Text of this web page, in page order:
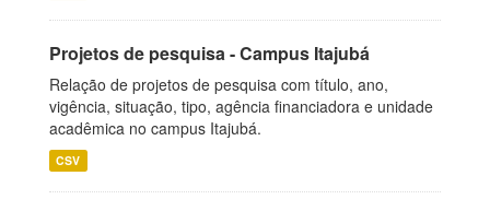
Projetos de pesquisa - Campus Itajubá
Relação de projetos de pesquisa com título, ano,
vigência, situação, tipo, agência financiadora e unidade
acadêmica no campus Itajubá.
CSV